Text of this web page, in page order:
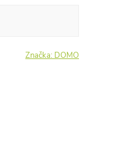
Značka: DOMO